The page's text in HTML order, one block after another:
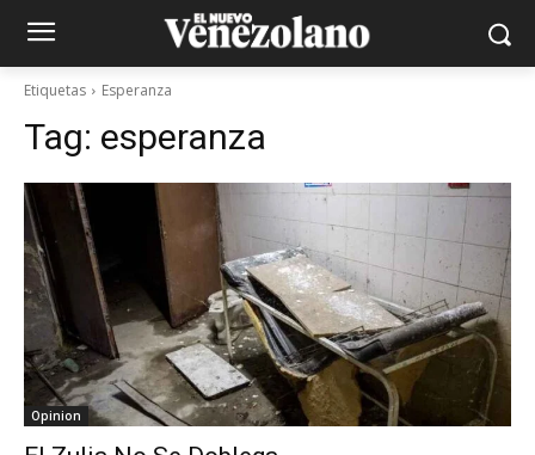
Etiquetas Esperanza
Tag: esperanza
Opinion